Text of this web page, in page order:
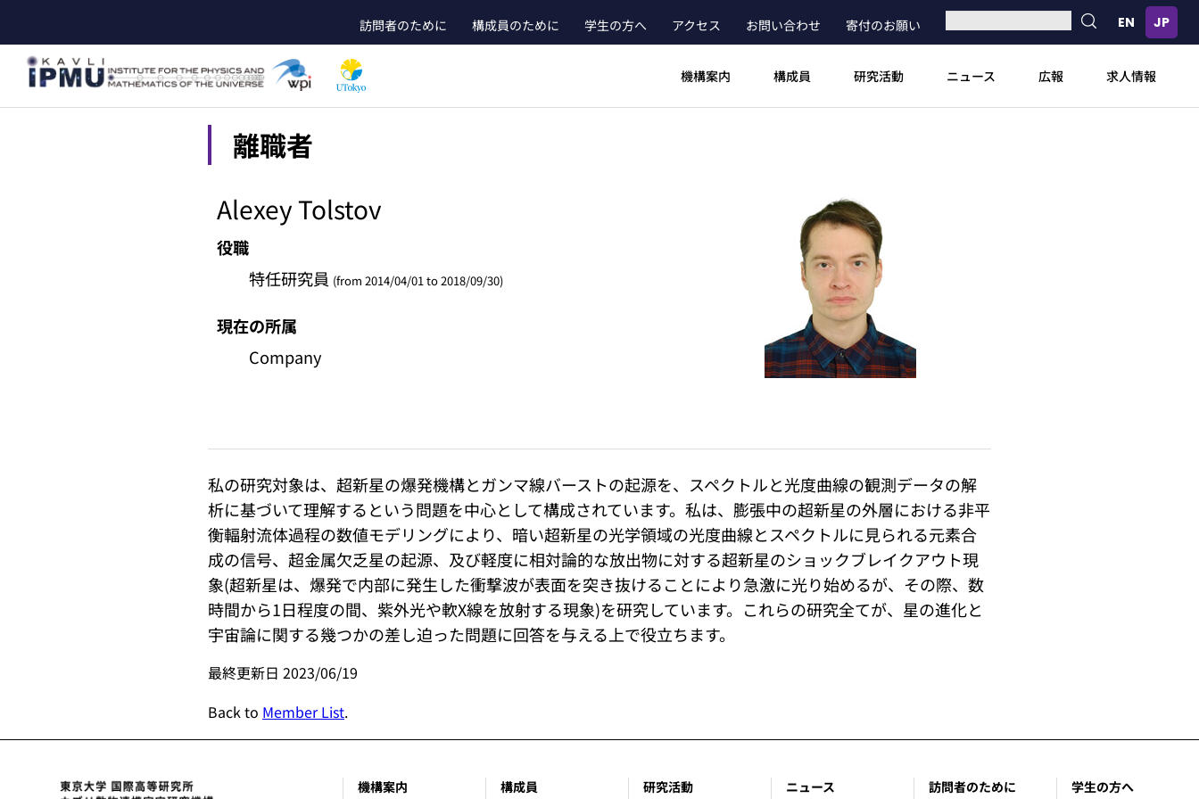
main
content
header_main_menu_contact
訪問者のために 構成員のために 学生の方へ アクセス お問い合わせ 寄付のお願い
機構案内 構成員 研究活動 ニュース 広報 求人情報
離職者
Alexey Tolstov
役職
特任研究員 (from 2014/04/01 to 2018/09/30)
現在の所属
Company
私の研究対象は、超新星の爆発機構とガンマ線バーストの起源を、スペクトルと光度曲線の観測データの解
析に基づいて理解するという問題を中心として構成されています。私は、膨張中の超新星の外層における非平
衡輻射流体過程の数値モデリングにより、暗い超新星の光学領域の光度曲線とスペクトルに見られる元素合
成の信号、超金属欠乏星の起源、及び軽度に相対論的な放出物に対する超新星のショックブレイクアウト現
象(超新星は、爆発で内部に発生した衝撃波が表面を突き抜けることにより急激に光り始めるが、その際、数
時間から1日程度の間、紫外光や軟X線を放射する現象)を研究しています。これらの研究全てが、星の進化と
宇宙論に関する幾つかの差し迫った問題に回答を与える上で役立ちます。
最終更新日 2023/06/19
Back to Member List.
機構案内 構成員 研究活動 ニュース 訪問者のために 学生の方へ